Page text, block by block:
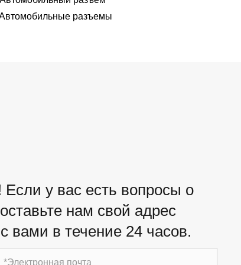
разъемы
у вас есть вопросы о
нам свой адрес
вами в течение 24 часов.